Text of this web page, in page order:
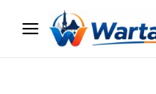
Menu